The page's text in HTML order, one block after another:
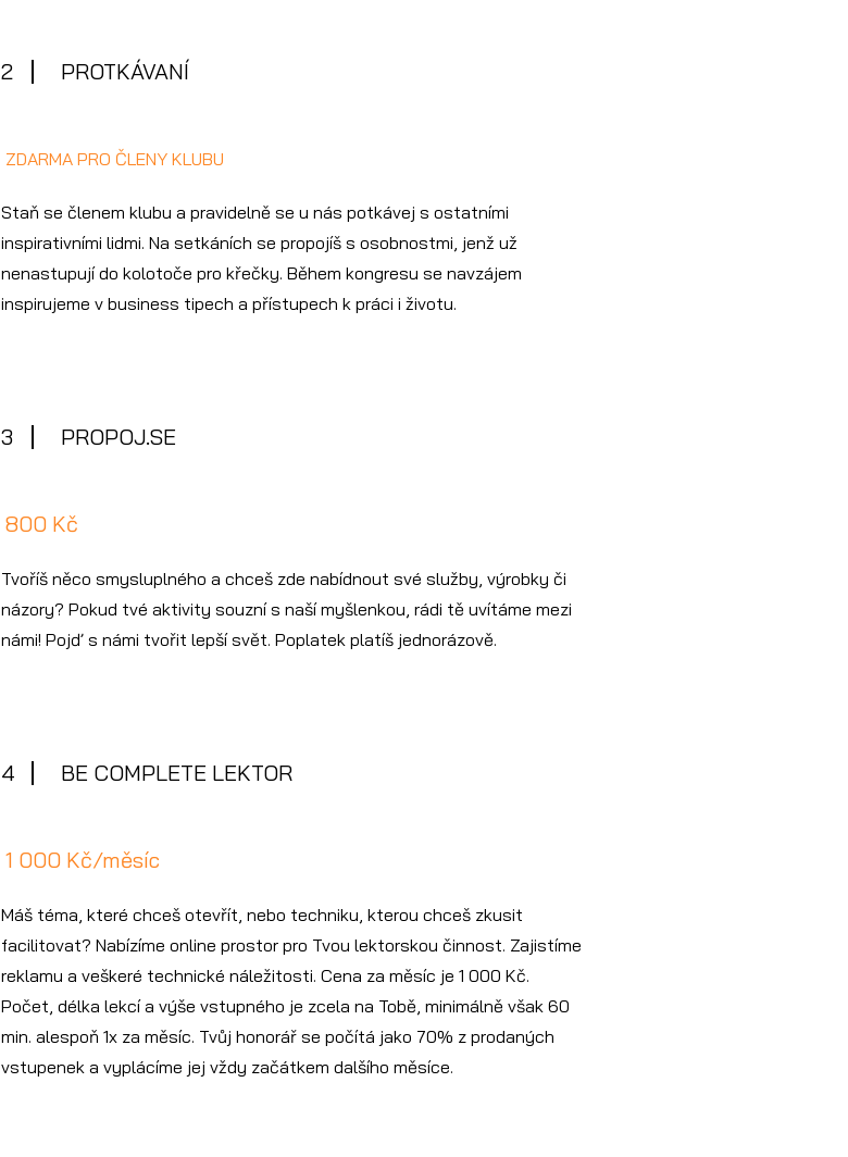
2 PROTKÁVANÍ
ZDARMA PRO ČLENY KLUBU
Staň se členem klubu a pravidelně se u nás potkávej s ostatními
inspirativními lidmi. Na setkáních se propojíš s osobnostmi, jenž už
nenastupují do kolotoče pro křečky. Během kongresu se navzájem
inspirujeme v business tipech a přístupech k práci i životu.
3 PROPOJ.SE
800 Kč
Tvoříš něco smysluplného a chceš zde nabídnout své služby, výrobky či
názory? Pokud tvé aktivity souzní s naší myšlenkou, rádi tě uvítáme mezi
námi! Pojď s námi tvořit lepší svět. Poplatek platíš jednorázově.
4 BE COMPLETE LEKTOR
1 000 Kč/měsíc
Máš téma, které chceš otevřít, nebo techniku, kterou chceš zkusit
facilitovat? Nabízíme online prostor pro Tvou lektorskou činnost. Zajistíme
reklamu a veškeré technické náležitosti. Cena za měsíc je 1 000 Kč.
Počet, délka lekcí a výše vstupného je zcela na Tobě, minimálně však 60
min. alespoň 1x za měsíc. Tvůj honorář se počítá jako 70% z prodaných
vstupenek a vyplácíme jej vždy začátkem dalšího měsíce.